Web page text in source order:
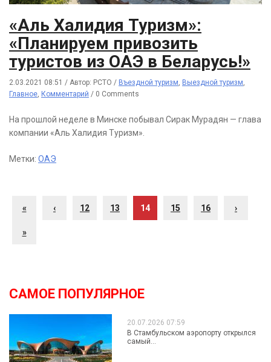
«Аль Халидия Туризм»:
«Планируем привозить
туристов из ОАЭ в Беларусь!»
2.03.2021 08:51 / Автор: РСТО / Въездной туризм, Выездной туризм,
Главное, Комментарий / 0 Comments
На прошлой неделе в Минске побывал Сирак Мурадян — глава
компании «Аль Халидия Туризм».
Метки: ОАЭ
« ‹ 12 13 14 15 16 ›
»
САМОЕ ПОПУЛЯРНОЕ
20.07.2026 07:59
В Стамбульском аэропорту открылся
самый...